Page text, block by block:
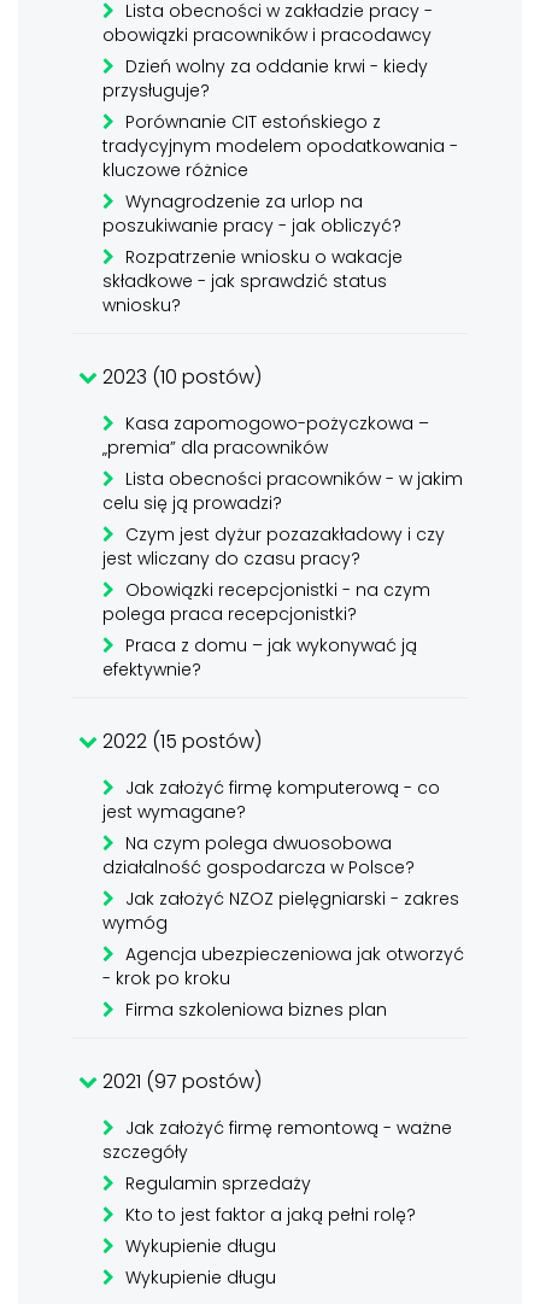
Lista obecności w zakładzie pracy -
obowiązki pracowników i pracodawcy
Dzień wolny za oddanie krwi - kiedy
przysługuje?
Porównanie CIT estońskiego z
tradycyjnym modelem opodatkowania -
kluczowe różnice
Wynagrodzenie za urlop na
poszukiwanie pracy - jak obliczyć?
Rozpatrzenie wniosku o wakacje
składkowe - jak sprawdzić status
wniosku?
2023 (10 postów)
Kasa zapomogowo-pożyczkowa –
„premia” dla pracowników
Lista obecności pracowników - w jakim
celu się ją prowadzi?
Czym jest dyżur pozazakładowy i czy
jest wliczany do czasu pracy?
Obowiązki recepcjonistki - na czym
polega praca recepcjonistki?
Praca z domu – jak wykonywać ją
efektywnie?
2022 (15 postów)
Jak założyć firmę komputerową - co
jest wymagane?
Na czym polega dwuosobowa
działalność gospodarcza w Polsce?
Jak założyć NZOZ pielęgniarski - zakres
wymóg
Agencja ubezpieczeniowa jak otworzyć
- krok po kroku
Firma szkoleniowa biznes plan
2021 (97 postów)
Jak założyć firmę remontową - ważne
szczegóły
Regulamin sprzedaży
Kto to jest faktor a jaką pełni rolę?
Wykupienie długu
Wykupienie długu